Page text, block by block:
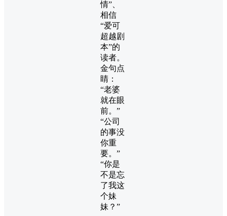
情”、
相信
“爱可
超越剧
本”的
读者。
金句点
睛：
“老婆
就在眼
前。”
“公司
的事没
你重
要。”
“你是
不是忘
了我这
个妹
妹？”